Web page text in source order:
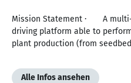
Mission Statement · A
driving platform able to
plant production (from
Alle Infos ansehen